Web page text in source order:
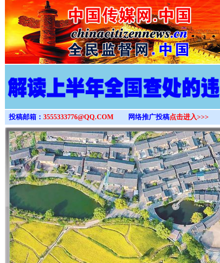
>
投稿邮箱： 3555333776@QQ.COM 网络推广投稿点击进入>>>